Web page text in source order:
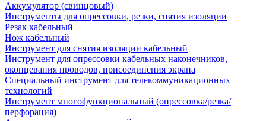
Аккумулятор (свинцовый)
Инструменты для опрессовки, резки, снятия изоляции
Резак кабельный
Нож кабельный
Инструмент для снятия изоляции кабельный
Инструмент для опрессовки кабельных наконечников,
оконцевания проводов, присоединения экрана
Специальный инструмент для телекоммуникационных
технологий
Инструмент многофункциональный (опрессовка/резка/
перфорация)